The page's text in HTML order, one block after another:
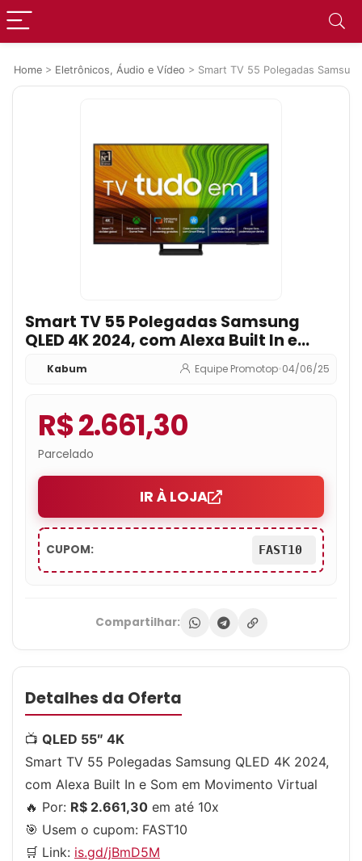
Home > Eletrônicos, Áudio e Vídeo > Smart TV 55 Polegadas
Smart TV 55 Polegadas Samsung
QLED 4K 2024, com Alexa Built In e
Som em Movimento Virtual
Kabum Equipe Promotop•04/06/25
R$ 2.661,30
Parcelado
IR À LOJA
CUPOM: FAST10
Compartilhar:
Detalhes da Oferta
📺 QLED 55″ 4K
Smart TV 55 Polegadas Samsung QLED 4K 2024,
com Alexa Built In e Som em Movimento Virtual
🔥 Por: R$ 2.661,30 em até 10x
🎯 Usem o cupom: FAST10
🛒 Link: is.gd/jBmD5M